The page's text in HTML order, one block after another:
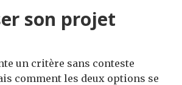
son projet
un critère sans conteste
comment les deux options se